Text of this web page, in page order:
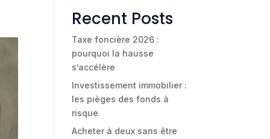
Recent Posts
Taxe foncière 2026 :
pourquoi la hausse
s’accélère
Investissement immobilier :
les pièges des fonds à
risque
Acheter à deux sans être